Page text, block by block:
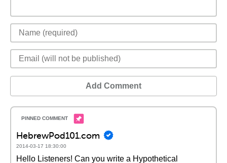
Add Comment
HebrewPod101.com
2014-03-17 18:30:00
Hello Listeners! Can you write a Hypothetical